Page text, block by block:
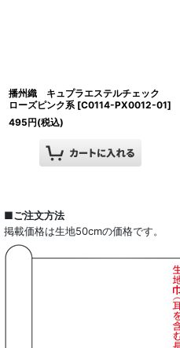
播州織 キュプラエステルチェック
ローズピンク系 [C0114-PX0012-01]
495円(税込)
■ご注文方法
掲載価格は生地50cmの価格です。